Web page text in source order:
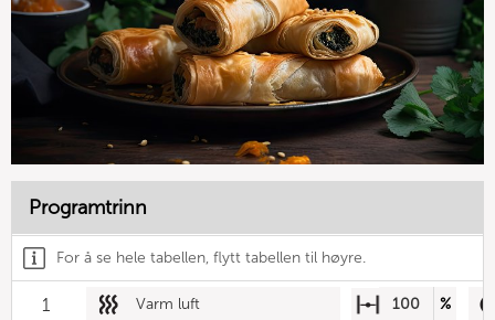
Programtrinn
For å se hele tabellen, flytt tabellen til høyre.
1 Varm luft 100 %